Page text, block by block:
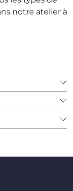
notre atelier à